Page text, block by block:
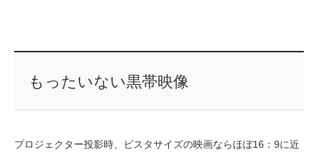
もったいない黒帯映像
プロジェクター投影時、ビスタサイズの映画ならほぼ16：9に近